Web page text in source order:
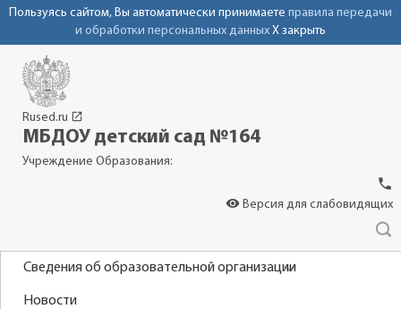
Пользуясь сайтом, Вы автоматически принимаете правила передачи
и обработки персональных данных X закрыть
Rused.ru launch
МБДОУ детский сад №164
Учреждение Образования:
phone
visibility Версия для слабовидящих
Сведения об образовательной организации
Новости